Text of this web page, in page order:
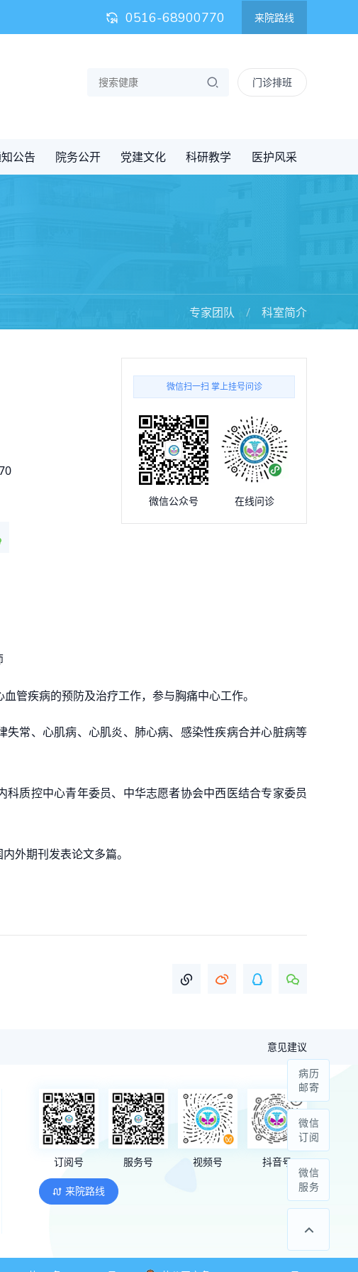
0516-68900770 来院路线
门诊排班
公告 院务公开 党建文化 科研教学 医护风采
专家团队 科室简介
微信扫一扫 掌上挂号问诊
微信公众号 在线问诊
管疾病的预防及治疗工作，参与胸痛中心工作。
常、心肌病、心肌炎、肺心病、感染性疾病合并心脏病等
质控中心青年委员、中华志愿者协会中西医结合专家委员
外期刊发表论文多篇。
意见建议
订阅号 服务号 视频号 抖音号
来院路线
病历
邮寄
微信
订阅
微信
服务